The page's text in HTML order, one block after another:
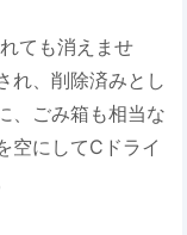
ても消えませ
れ、削除済みとし
、ごみ箱も相当な
空にしてCドライ